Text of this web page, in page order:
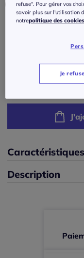
Veuillez
En stock
épuisé
42 -épuisé
44 -épuisé
Caractéristiques
Description
refuse". Pour gérer vos
savoir plus sur l'utilisation
notrepolitique des
Je refuse